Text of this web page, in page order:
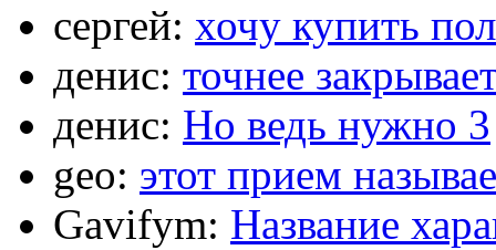
сергей: хочу купить
денис: точнее
денис: Но ведь нужно 3
geo: этот прием
Gavifym: Название